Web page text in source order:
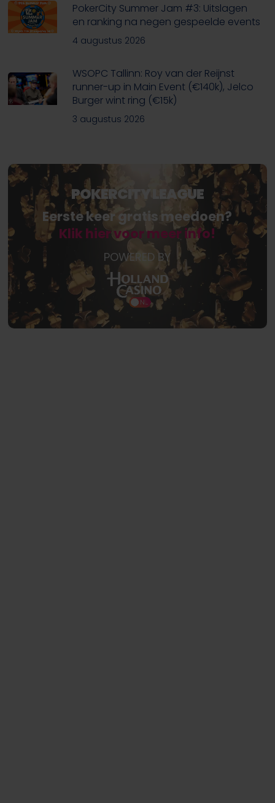
PokerCity Summer Jam #3: Uitslagen
en ranking na negen gespeelde events
4 augustus 2026
WSOPC Tallinn: Roy van der Reijnst
runner-up in Main Event (€140k), Jelco
Burger wint ring (€15k)
3 augustus 2026
POKERCITY LEAGUE
Eerste keer gratis meedoen?
Klik hier voor meer info!
POWERED BY